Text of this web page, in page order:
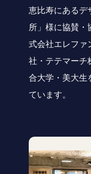
恵比寿にあるデ
所」様に協賛・
式会社エレファ
社・テテマーチ
合大学・美大生
ています。